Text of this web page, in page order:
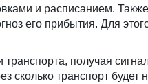
и расписанием.
его прибытия. Для
получая
сколько транспорт будет